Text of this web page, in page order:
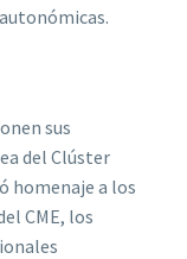
sus
del Clúster
homenaje a los
CME, los